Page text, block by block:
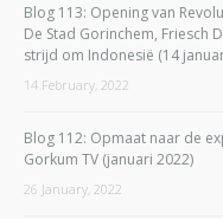
Blog 113: Opening van
De Stad Gorinchem, Friesch
strijd om Indonesië (14
14 February, 2022
Blog 112: Opmaat naar de
Gorkum TV (januari 2022)
26 January, 2022